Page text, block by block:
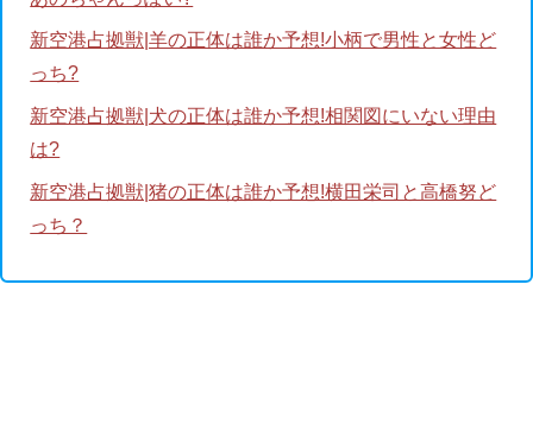
新空港占拠獣|羊の正体は誰か予想!小柄で男性と女性ど
っち?
新空港占拠獣|犬の正体は誰か予想!相関図にいない理由
は?
新空港占拠獣|猪の正体は誰か予想!横田栄司と高橋努ど
っち？